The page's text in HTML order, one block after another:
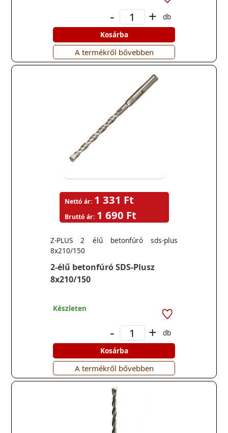
- +
db
Kosárba
A termékről bővebben
2-élű betonfúró SDS-Plusz
8x210/150
Z-PLUS 2 élű betonfúró sds-plus
8x210/150
Nettó ár: 1 331 Ft
Bruttó ár: 1 690 Ft
Készleten
- +
db
Kosárba
A termékről bővebben